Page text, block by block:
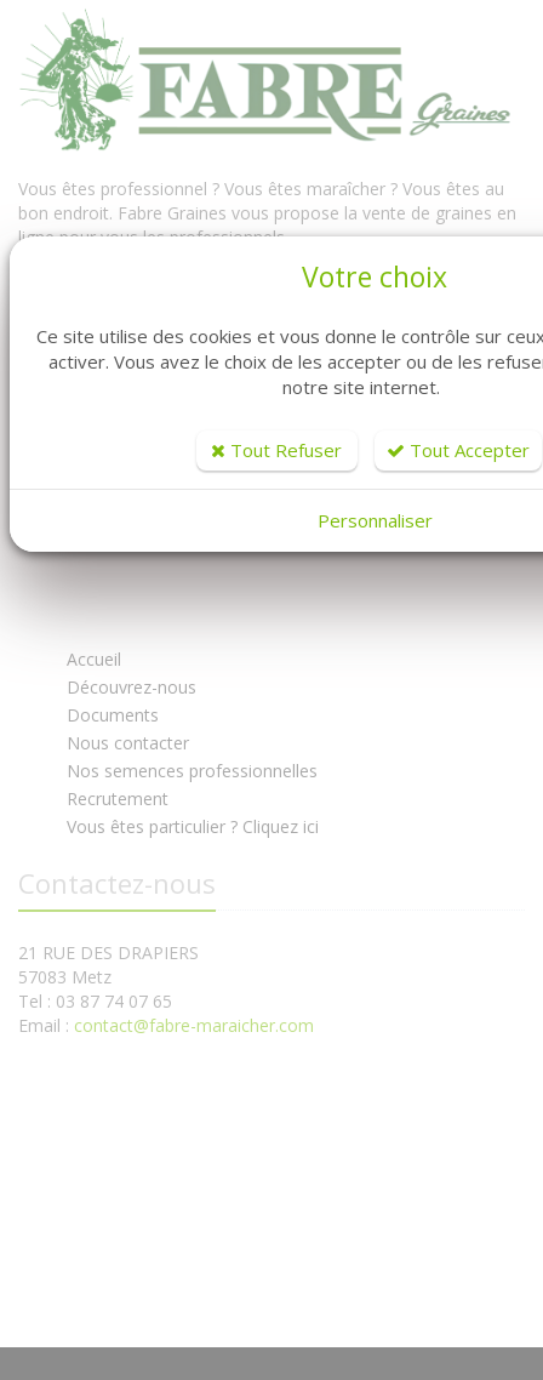
Vous êtes professionnel ? Vous êtes maraîcher ? Vous êtes au
bon endroit. Fabre Graines vous propose la vente de graines en
ligne pour vous les professionnels.
Vous y trouverez à la fois notre univers conventionnel mais
semences professionnelles : des graines conventionnelles mais
aussi des semences bio...
FABRE GRAINES - MARAICHER
Accueil
Découvrez-nous
Documents
Nous contacter
Nos semences professionnelles
Recrutement
Vous êtes particulier ? Cliquez ici
Contactez-nous
21 RUE DES DRAPIERS
57083 Metz
Tel : 03 87 74 07 65
Email : contact@fabre-maraicher.com
Votre choix
Ce site utilise des cookies et vous donne le contrôle sur
activer. Vous avez le choix de les accepter ou de les
notre site internet.
Tout Refuser Tout Accepter
Personnaliser